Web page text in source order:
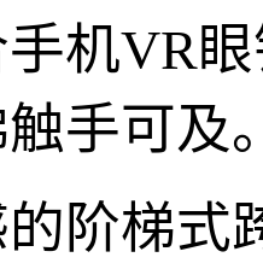
机VR
手可及
阶梯式